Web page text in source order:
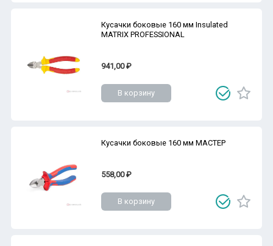
Кусачки боковые 160 мм Insulated
MATRIX PROFESSIONAL
941,00 ₽
В корзину
Кусачки боковые 160 мм МАСТЕР
558,00 ₽
В корзину